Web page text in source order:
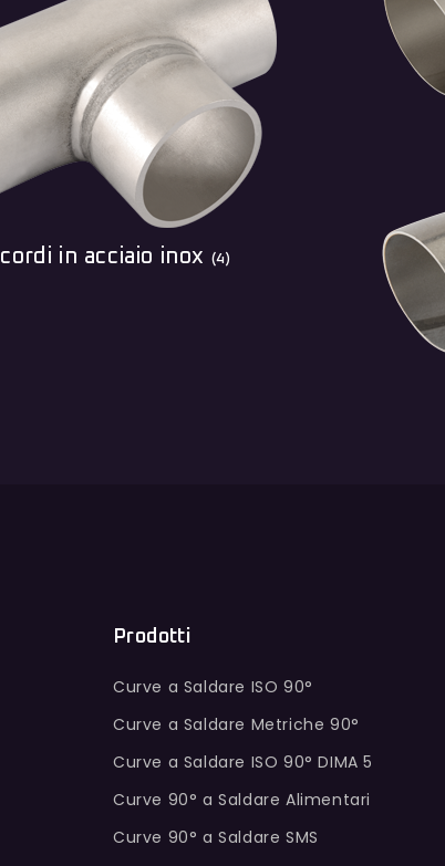
in acciaio inox (4)
Prodotti
Curve a Saldare ISO 90°
Curve a Saldare Metriche 90°
Curve a Saldare ISO 90° DIMA 5
Curve 90° a Saldare Alimentari
Curve 90° a Saldare SMS